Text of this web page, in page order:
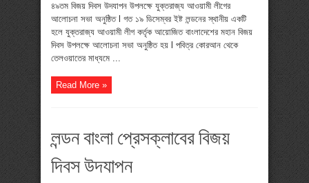
৪৯তম বিজয় দিবস উদযাপন উপলক্ষে যুক্তরাজ্য আওয়ামী লীগের
আলোচনা সভা অনুষ্ঠিত l গত ১৯ ডিসেম্বর ইষ্ট লন্ডনের স্থানীয় একটি
হলে যুক্তরাজ্য আওয়ামী লীগ কর্তৃক আয়োজিত বাংলাদেশের মহান বিজয়
দিবস উপলক্ষে আলোচনা সভা অনুষ্ঠিত হয় l পবিত্র কোরআন থেকে
তেলওয়াতের মাধ্যমে ...
Read More »
লন্ডন বাংলা প্রেসক্লাবের বিজয়
দিবস উদযাপন